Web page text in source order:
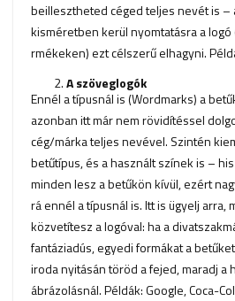
beillesztheted céged teljes nevét is –
kisméretben kerül nyomtatásra a logó
rmékeken) ezt célszerű elhagyni.
A szöveglogók
Ennél a típusnál is (Wordmarks) a
azonban itt már nem rövidítéssel
cég/márka teljes nevével. Szintén
betűtípus, és a használt színek is –
minden lesz a betűkön kívül, ezért
rá ennél a típusnál is. Itt is ügyelj arra,
közvetítesz a logóval: ha a
fantáziadús, egyedi formákat a
iroda nyitásán töröd a fejed, maradj a
ábrázolásnál. Példák: Google, Coca-